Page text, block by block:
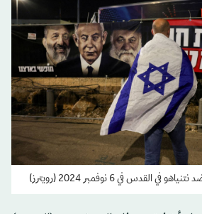
القدس في 6 نوفمبر 2024 (رويترز)